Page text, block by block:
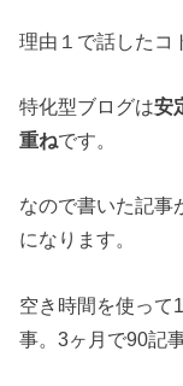
理由１で話したコ
特化型ブログは安
重ねです。
なので書いた記事
になります。
空き時間を使って
事。3ヶ月で90記